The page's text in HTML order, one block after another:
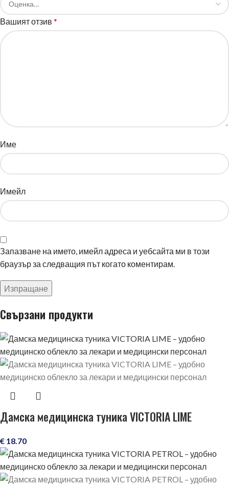
Вашият отзив *
Име
Имейл
Запазване на името, имейл адреса и уебсайта ми в този
браузър за следващия път когато коментирам.
Свързани продукти
Дамска медицинска туника VICTORIA LIME
€ 18.70